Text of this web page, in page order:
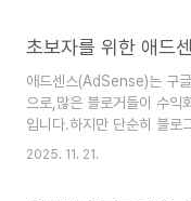
는 지표입니다.특히 애드센
그:한 가지 또는 유사한 주
로 정보가 고르게 분포된
의 구조를 갖춘 블로그카테
초보자를 위한 애드
애드센스(AdSense)는 구
으로,많은 블로거들이 수익
입니다.하지만 단순히 블로
건 아닙니다.애드센스 승인
2025. 11. 21.